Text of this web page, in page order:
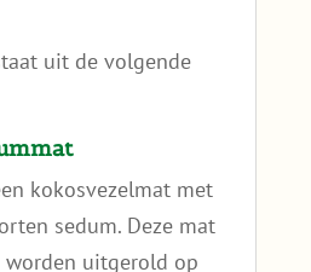
uit de volgende
kokosvezelmat met
sedum. Deze mat
worden uitgerold op